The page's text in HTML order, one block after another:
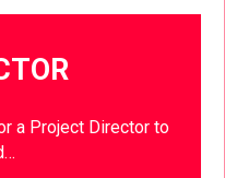
a Project Director to